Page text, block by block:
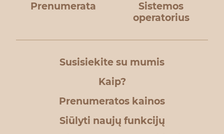
Prenumerata
Sistemos
operatorius
Susisiekite su mumis
Kaip?
Prenumeratos kainos
Siūlyti naujų funkcijų